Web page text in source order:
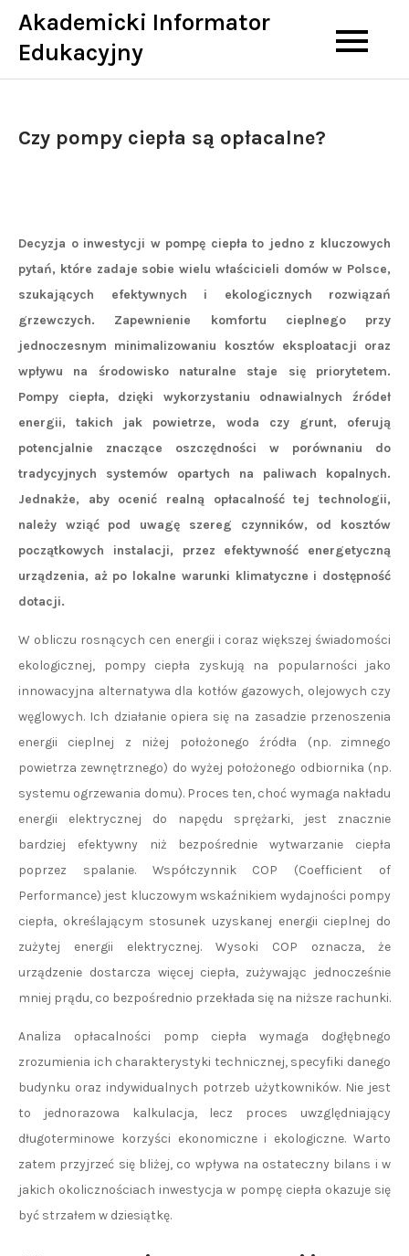
Skip
content
Akademicki Informator
Edukacyjny
Czy pompy ciepła są opłacalne?
Decyzja o inwestycji w pompę ciepła to jedno z kluczowych
pytań, które zadaje sobie wielu właścicieli domów w Polsce,
szukających efektywnych i ekologicznych rozwiązań
grzewczych. Zapewnienie komfortu cieplnego przy
jednoczesnym minimalizowaniu kosztów eksploatacji oraz
wpływu na środowisko naturalne staje się priorytetem.
Pompy ciepła, dzięki wykorzystaniu odnawialnych źródeł
energii, takich jak powietrze, woda czy grunt, oferują
potencjalnie znaczące oszczędności w porównaniu do
tradycyjnych systemów opartych na paliwach kopalnych.
Jednakże, aby ocenić realną opłacalność tej technologii,
należy wziąć pod uwagę szereg czynników, od kosztów
początkowych instalacji, przez efektywność energetyczną
urządzenia, aż po lokalne warunki klimatyczne i dostępność
dotacji.
W obliczu rosnących cen energii i coraz większej świadomości
ekologicznej, pompy ciepła zyskują na popularności jako
innowacyjna alternatywa dla kotłów gazowych, olejowych czy
węglowych. Ich działanie opiera się na zasadzie przenoszenia
energii cieplnej z niżej położonego źródła (np. zimnego
powietrza zewnętrznego) do wyżej położonego odbiornika (np.
systemu ogrzewania domu). Proces ten, choć wymaga nakładu
energii elektrycznej do napędu sprężarki, jest znacznie
bardziej efektywny niż bezpośrednie wytwarzanie ciepła
poprzez spalanie. Współczynnik COP (Coefficient of
Performance) jest kluczowym wskaźnikiem wydajności pompy
ciepła, określającym stosunek uzyskanej energii cieplnej do
zużytej energii elektrycznej. Wysoki COP oznacza, że
urządzenie dostarcza więcej ciepła, zużywając jednocześnie
mniej prądu, co bezpośrednio przekłada się na niższe rachunki.
Analiza opłacalności pomp ciepła wymaga dogłębnego
zrozumienia ich charakterystyki technicznej, specyfiki danego
budynku oraz indywidualnych potrzeb użytkowników. Nie jest
to jednorazowa kalkulacja, lecz proces uwzględniający
długoterminowe korzyści ekonomiczne i ekologiczne. Warto
zatem przyjrzeć się bliżej, co wpływa na ostateczny bilans i w
jakich okolicznościach inwestycja w pompę ciepła okazuje się
być strzałem w dziesiątkę.